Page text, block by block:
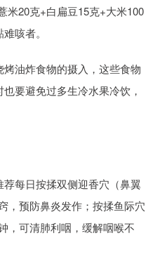
米20克+白扁豆15克+大米100
咳者。
油炸食物的摄入，这些食物
要避免过多生冷水果冷饮，
每日按揉双侧迎香穴（鼻翼
，预防鼻炎发作；按揉鱼际穴
，可清肺利咽，缓解咽喉不